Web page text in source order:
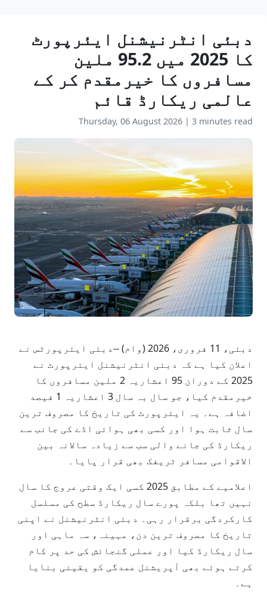
دبئی انٹرنیشنل ایئرپورٹ
کا 2025 میں 95.2 ملین
مسافروں کا خیرمقدم کر کے
عالمی ریکارڈ قائم
Thursday, 06 August 2026 | 3 minutes read
دبئی، 11 فروری، 2026 (وام) --دبئی ایئرپورٹس نے
اعلان کیا ہے کہ دبئی انٹرنیشنل ایئرپورٹ نے
2025 کے دوران 95 اعشاریہ 2 ملین مسافروں کا
خیرمقدم کیا، جو سال بہ سال 3 اعشاریہ 1 فیصد
اضافہ ہے۔ یہ ایئرپورٹ کی تاریخ کا مصروف ترین
سال ثابت ہوا اور کسی بھی ہوائی اڈے کی جانب سے
ریکارڈ کی جانے والی سب سے زیادہ سالانہ بین
الاقوامی مسافر ٹریفک بھی قرار پایا۔
اعلامیے کے مطابق 2025 کسی ایک وقتی عروج کا سال
نہیں تھا بلکہ پورے سال ریکارڈ سطح کی مسلسل
کارکردگی برقرار رہی۔ دبئی انٹرنیشنل نے اپنی
تاریخ کا مصروف ترین دن، مہینہ، سہ ماہی اور
سال ریکارڈ کیا اور عملی گنجائش کی حد پر کام
کرتے ہوئے بھی آپریشنل عمدگی کو یقینی بنایا
ہے۔